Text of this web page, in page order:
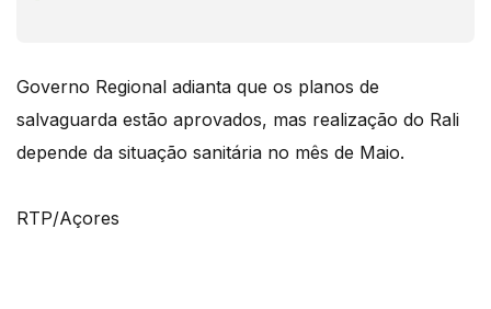
Governo Regional adianta que os planos de
salvaguarda estão aprovados, mas realização do Rali
depende da situação sanitária no mês de Maio.
RTP/Açores